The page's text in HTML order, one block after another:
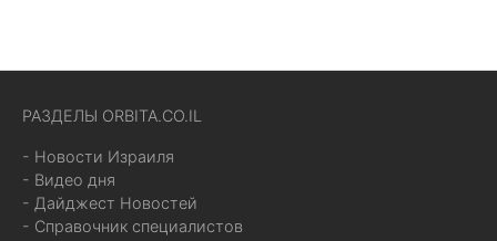
РАЗДЕЛЫ ORBITA.CO.IL
- Новости Израиля
- Видео дня
- Дайджест Новостей
- Справочник специалистов